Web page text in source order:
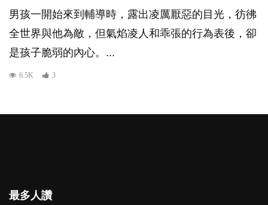
男孩一開始來到輔導時，露出凌厲厭惡的目光，彷彿
全世界與他為敵，但氣焰凌人和乖張的行為表後，卻
是孩子脆弱的內心。...
6.5K 3
最多人讚